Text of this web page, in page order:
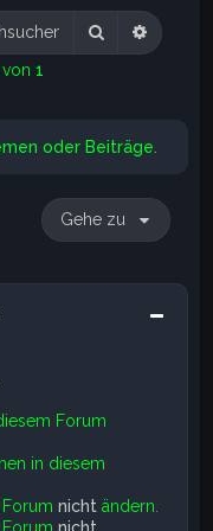
Suche
von 1
oder Beiträge.
Gehe zu
Forum
in diesem
Forumnicht ändern.
Forumnicht